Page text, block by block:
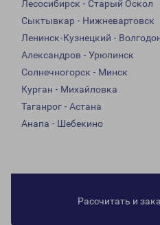
Лесосибирск - Старый Оскол
Сыктывкар - Нижневартовск
Ленинск-Кузнецкий -
Александров - Урюпинск
Солнечногорск - Минск
Курган - Михайловка
Таганрог - Астана
Анапа - Шебекино
Рассчитать и